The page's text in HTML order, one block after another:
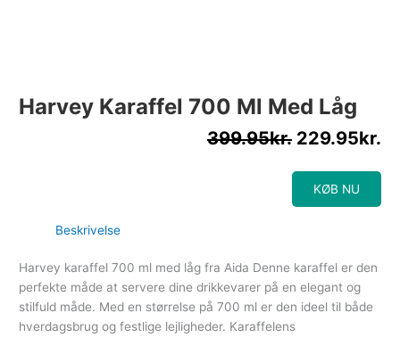
Harvey Karaffel 700 Ml Med Låg
399.95kr. 229.95kr.
KØB NU
Beskrivelse
Harvey karaffel 700 ml med låg fra Aida Denne karaffel er den
perfekte måde at servere dine drikkevarer på en elegant og
stilfuld måde. Med en størrelse på 700 ml er den ideel til både
hverdagsbrug og festlige lejligheder. Karaffelens